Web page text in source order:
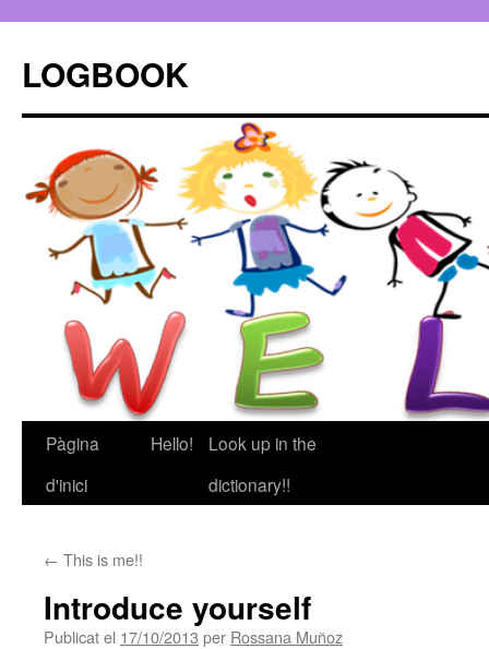
LOGBOOK
Vés
Pàgina
d'inici
Hello!
Look up in the
dictionary!!
← This is me!!
Introduce yourself
Publicat el 17/10/2013 per Rossana Muñoz